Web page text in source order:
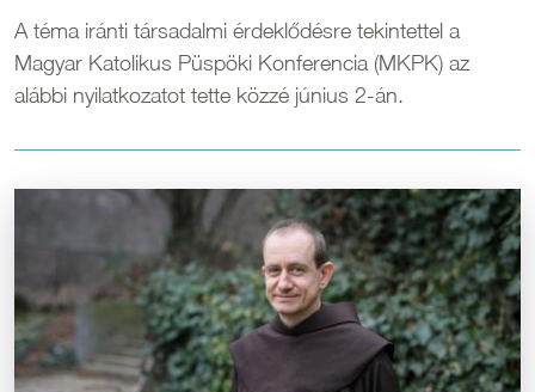
A téma iránti társadalmi érdeklődésre tekintettel a
Magyar Katolikus Püspöki Konferencia (MKPK) az
alábbi nyilatkozatot tette közzé június 2-án.